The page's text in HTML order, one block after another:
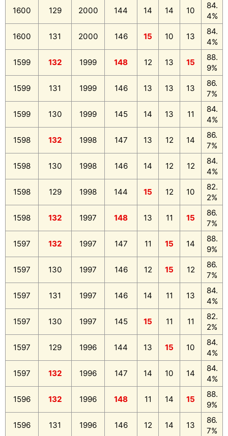
1600 129 2000 144 14 14 10
84.
4%
1600 131 2000 146 15 10 13
84.
4%
1599 132 1999 148 12 13 15
88.
9%
1599 131 1999 146 13 13 13
86.
7%
1599 130 1999 145 14 13 11
84.
4%
1598 132 1998 147 13 12 14
86.
7%
1598 130 1998 146 14 12 12
84.
4%
1598 129 1998 144 15 12 10
82.
2%
1598 132 1997 148 13 11 15
86.
7%
1597 132 1997 147 11 15 14
88.
9%
1597 130 1997 146 12 15 12
86.
7%
1597 131 1997 146 14 11 13
84.
4%
1597 130 1997 145 15 11 11
82.
2%
1597 129 1996 144 13 15 10
84.
4%
1597 132 1996 147 14 10 14
84.
4%
1596 132 1996 148 11 14 15
88.
9%
1596 131 1996 146 12 14 13
86.
7%